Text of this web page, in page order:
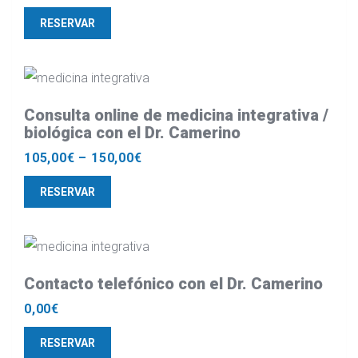
RESERVAR
Consulta online de medicina integrativa /
biológica con el Dr. Camerino
105,00€ – 150,00€
RESERVAR
Contacto telefónico con el Dr. Camerino
0,00€
RESERVAR